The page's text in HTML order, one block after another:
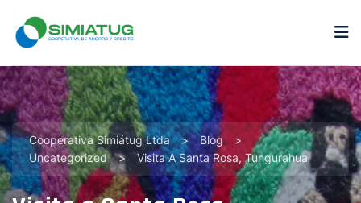
Cooperativa Simiátug Ltda > Blog
>
Uncategorized > Visita A Santa Rosa, Tungurahua